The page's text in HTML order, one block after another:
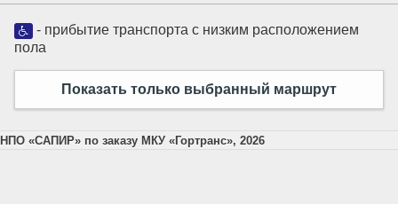
- прибытие транспорта с низким расположением
пола
Показать только выбранный маршрут
НПО «САПИР» по заказу МКУ «Гортранс», 2026